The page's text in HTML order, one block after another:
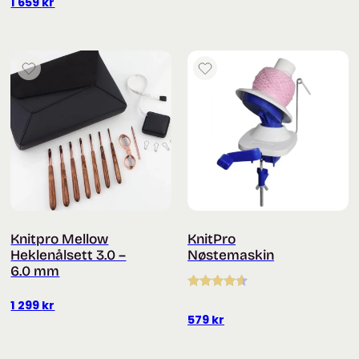
Knitpro Mellow
Heklenålsett 3.0 –
6.0 mm
1 299 kr
KnitPro
Nøstemaskin
4.50av 5
579 kr